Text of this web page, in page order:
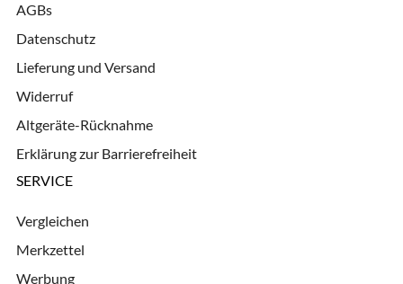
AGBs
Datenschutz
Lieferung und Versand
Widerruf
Altgeräte-Rücknahme
Erklärung zur Barrierefreiheit
SERVICE
Vergleichen
Merkzettel
Werbung